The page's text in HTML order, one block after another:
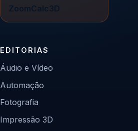
ZoomCalc3D
EDITORIAS
Áudio e Vídeo
Automação
Fotografia
Impressão 3D